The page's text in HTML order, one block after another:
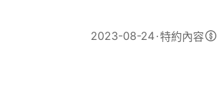
2023-08-24 特約內容